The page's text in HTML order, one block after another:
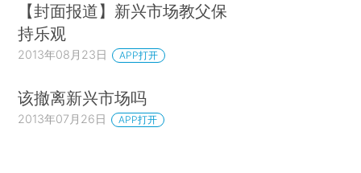
【封面报道】新兴市场教父保
持乐观
2013年08月23日 APP打开
该撤离新兴市场吗
2013年07月26日 APP打开